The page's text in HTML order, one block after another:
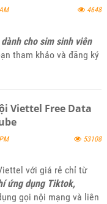
4648
cho sim sinh viên
tham khảo và đăng ký
Viettel Free Data
53108
với giá rẻ chỉ từ
ứng dụng Tiktok,
gọi nội mạng và liên